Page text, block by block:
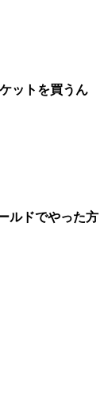
ットを買うん
ルドでやった方